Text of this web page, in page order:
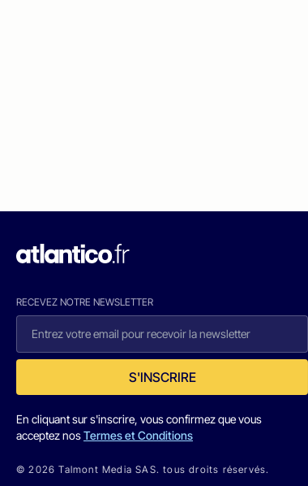
RECEVEZ NOTRE NEWSLETTER
S'INSCRIRE
En cliquant sur s'inscrire, vous confirmez que vous
acceptez nosTermes et Conditions
© 2026 Talmont Media SAS. tous droits réservés.